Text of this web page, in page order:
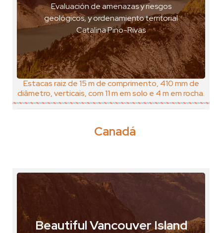
Evaluación de amenazas y riesgos
geológicos, y ordenamiento territorial
Catalina Pino-Rivas
VER FOTO
VER GEOPOSTAL
Estacas raiz de 15 m de comprimento, 410 mm de
diâmetro, verticais, com 11 m em solo e 4 m em rocha.
Canadá
Beautiful Vancouver Island